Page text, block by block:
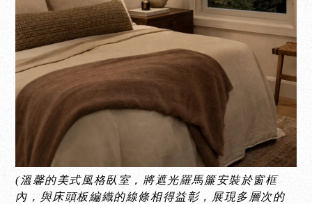
(溫馨的美式風格臥室，將遮光羅馬簾安裝於窗框
內，與床頭板編織的線條相得益彰，展現多層次的